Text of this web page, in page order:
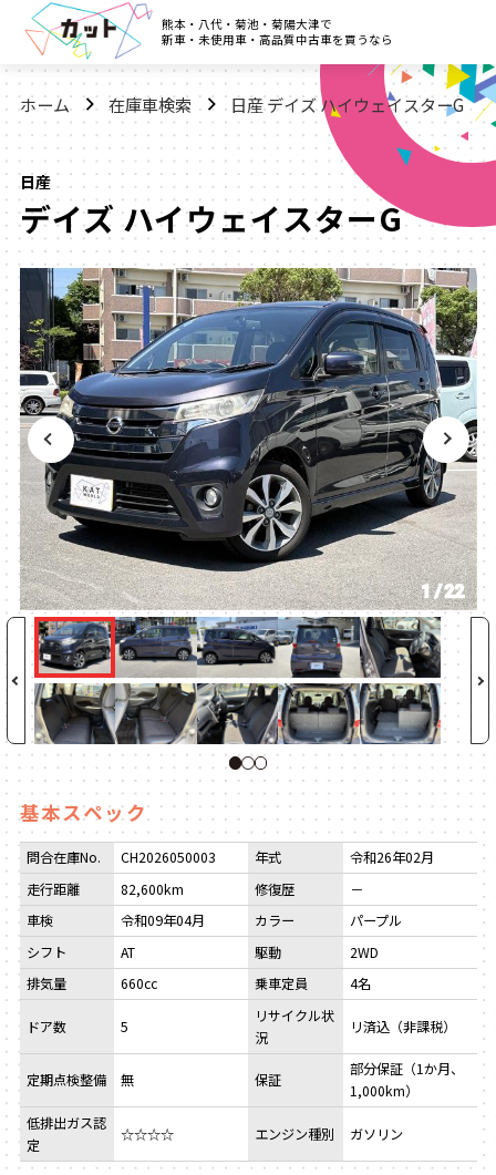
熊本・八代・菊池・菊陽大津で
新車・未使用車・高品質中古車を買うなら
ホーム 在庫車検索 日産 デイズ ハイウェイスターG
日産
デイズ ハイウェイスターG
1/22
123
基本スペック
問合在庫No. CH2026050003 年式
令和26年02月
走行距離
82,600km 修復歴
－
車検
令和09年04月 カラー
パープル
シフト
AT 駆動
2WD
排気量
660cc 乗車定員 4名
ドア数 5
リサイクル状
況
リ済込（非課税）
定期点検整備 無 保証
部分保証（1か月、
1,000km）
低排出ガス認
定
☆☆☆☆ エンジン種別 ガソリン